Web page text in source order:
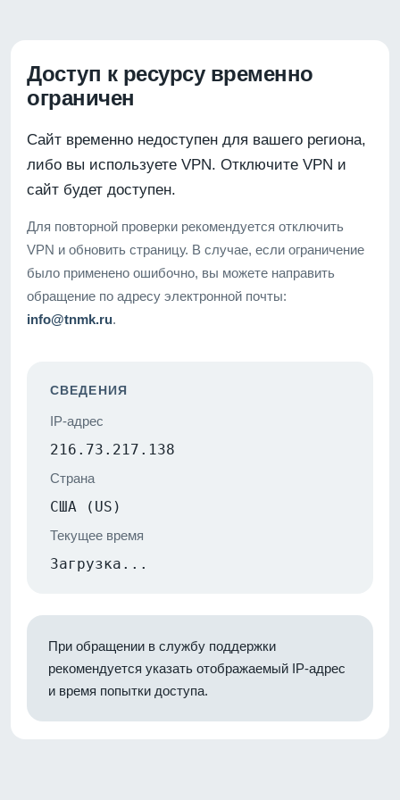
Доступ к ресурсу временно
ограничен
Сайт временно недоступен для вашего региона,
либо вы используете VPN. Отключите VPN и
сайт будет доступен.
Для повторной проверки рекомендуется отключить
VPN и обновить страницу. В случае, если ограничение
было применено ошибочно, вы можете направить
обращение по адресу электронной почты:
info@tnmk.ru.
СВЕДЕНИЯ
IP-адрес
216.73.217.138
Страна
США (US)
Текущее время
Загрузка...
При обращении в службу поддержки
рекомендуется указать отображаемый IP-адрес
и время попытки доступа.